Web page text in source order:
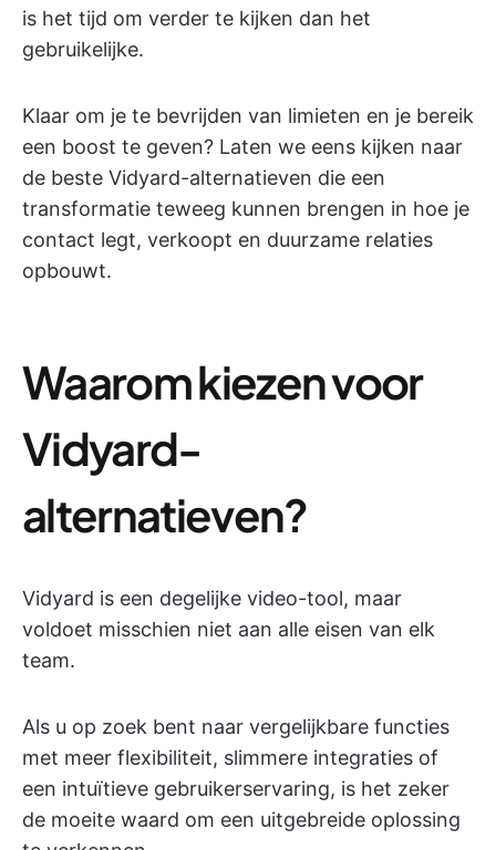
is het tijd om verder te kijken dan het
gebruikelijke.
Klaar om je te bevrijden van limieten en je bereik
een boost te geven? Laten we eens kijken naar
de beste Vidyard-alternatieven die een
transformatie teweeg kunnen brengen in hoe je
contact legt, verkoopt en duurzame relaties
opbouwt.
Waarom kiezen voor
Vidyard-
alternatieven?
Vidyard is een degelijke video-tool, maar
voldoet misschien niet aan alle eisen van elk
team.
Als u op zoek bent naar vergelijkbare functies
met meer flexibiliteit, slimmere integraties of
een intuïtieve gebruikerservaring, is het zeker
de moeite waard om een uitgebreide oplossing